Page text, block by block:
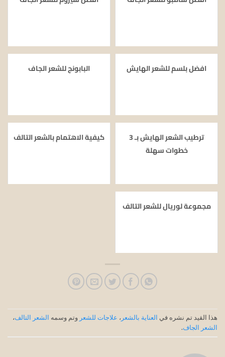
افضل بلسم للشعر الهايش البابونج للشعر الجاف
ترطيب الشعر الهايش بـ 3
خطوات سهلة
كيفية الاهتمام بالشعر التالف
مجموعة لوريال للشعر التالف
هذا القيد تم نشره في العناية بالشعر ، علاجات للشعر وتم وسمه الشعر التالف،
الشعر الجاف.